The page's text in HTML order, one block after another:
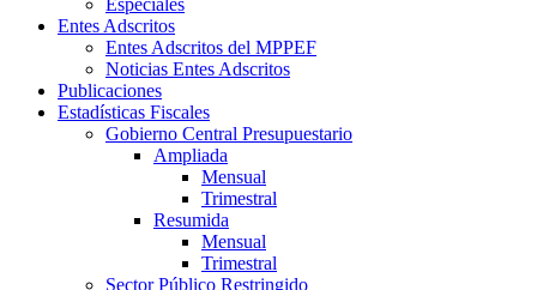
Especiales
Entes Adscritos
Entes Adscritos del MPPEF
Noticias Entes Adscritos
Publicaciones
Estadísticas Fiscales
Gobierno Central Presupuestario
Ampliada
Mensual
Trimestral
Resumida
Mensual
Trimestral
Sector Público Restringido